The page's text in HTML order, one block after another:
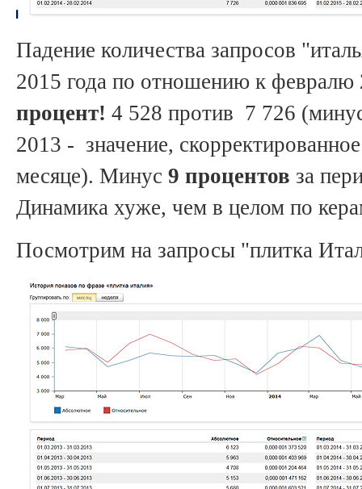
Падение количества запросов
2015 года по отношению к февралю
процент! 4 528 против 7 726
2013 - значение,
месяце). Минус 9 процентов за
Динамика хуже, чем в целом по
Посмотрим на запросы "плитка